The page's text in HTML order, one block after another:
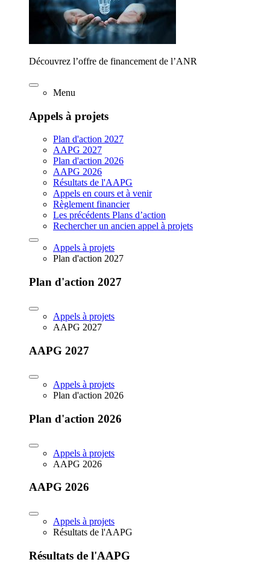
Découvrez l’offre de financement de l’ANR
Menu
Appels à projets
Plan d'action 2027
AAPG 2027
Plan d'action 2026
AAPG 2026
Résultats de l'AAPG
Appels en cours et à venir
Règlement financier
Les précédents Plans d’action
Rechercher un ancien appel à projets
Appels à projets
Plan d'action 2027
Plan d'action 2027
Appels à projets
AAPG 2027
AAPG 2027
Appels à projets
Plan d'action 2026
Plan d'action 2026
Appels à projets
AAPG 2026
AAPG 2026
Appels à projets
Résultats de l'AAPG
Résultats de l'AAPG